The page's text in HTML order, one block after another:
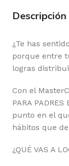
¿Te has
porque entre
logras
Con el
PARA
punto en el
hábitos que
¿QUÉ VAS A